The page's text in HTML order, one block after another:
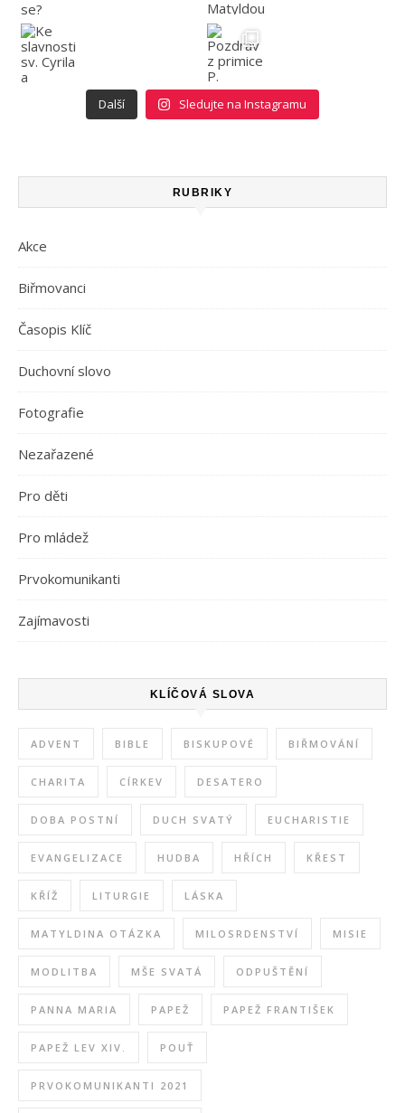
Další Sledujte na Instagramu
RUBRIKY
Akce
Biřmovanci
Časopis Klíč
Duchovní slovo
Fotografie
Nezařazené
Pro děti
Pro mládež
Prvokomunikanti
Zajímavosti
KLÍČOVÁ SLOVA
ADVENT BIBLE BISKUPOVÉ BIŘMOVÁNÍ
CHARITA CÍRKEV DESATERO
DOBA POSTNÍ DUCH SVATÝ EUCHARISTIE
EVANGELIZACE HUDBA HŘÍCH KŘEST
KŘÍŽ LITURGIE LÁSKA
MATYLDINA OTÁZKA MILOSRDENSTVÍ MISIE
MODLITBA MŠE SVATÁ ODPUŠTĚNÍ
PANNA MARIA PAPEŽ PAPEŽ FRANTIŠEK
PAPEŽ LEV XIV. POUŤ
PRVOKOMUNIKANTI 2021